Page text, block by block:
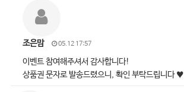
조은맘 05.12 17:57
이벤트 참여해주셔서 감사합니다!
상품권 문자로 발송드렸으니, 확인 부탁드립니다 ♥